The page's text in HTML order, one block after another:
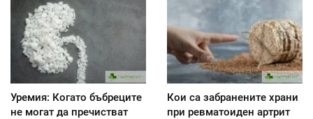
Уремия: Когато бъбреците
не могат да пречистват
Кои са забранените храни
при ревматоиден артрит